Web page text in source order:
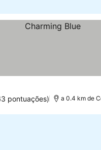
pontuações) a 0.4 km de